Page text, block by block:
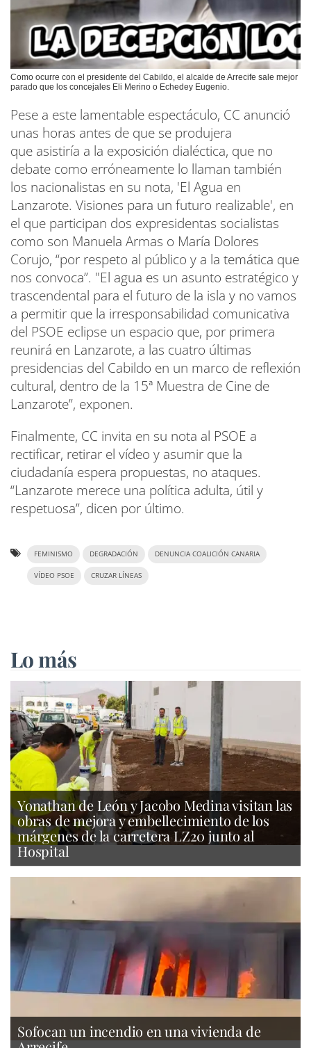
Como ocurre con el presidente del Cabildo, el alcalde de Arrecife sale mejor
parado que los concejales Eli Merino o Echedey Eugenio.
Pese a este lamentable espectáculo, CC anunció
unas horas antes de que se produjera
que asistiría a la exposición dialéctica, que no
debate como erróneamente lo llaman también
los nacionalistas en su nota, 'El Agua en
Lanzarote. Visiones para un futuro realizable', en
el que participan dos expresidentas socialistas
como son Manuela Armas o María Dolores
Corujo, “por respeto al público y a la temática que
nos convoca”. "El agua es un asunto estratégico y
trascendental para el futuro de la isla y no vamos
a permitir que la irresponsabilidad comunicativa
del PSOE eclipse un espacio que, por primera
reunirá en Lanzarote, a las cuatro últimas
presidencias del Cabildo en un marco de reflexión
cultural, dentro de la 15ª Muestra de Cine de
Lanzarote”, exponen.
Finalmente, CC invita en su nota al PSOE a
rectificar, retirar el vídeo y asumir que la
ciudadanía espera propuestas, no ataques.
“Lanzarote merece una política adulta, útil y
respetuosa”, dicen por último.
FEMINISMO DEGRADACIÓN DENUNCIA COALICIÓN CANARIA
VÍDEO PSOE CRUZAR LÍNEAS
Lo más
Yonathan de León y Jacobo Medina visitan las
obras de mejora y embellecimiento de los
márgenes de la carretera LZ20 junto al
Hospital
Sofocan un incendio en una vivienda de